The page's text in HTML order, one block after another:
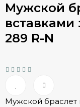
Мужской
вставками
289 R-N
Мужской браслет